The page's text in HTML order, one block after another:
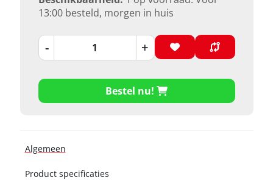
13:00 besteld, morgen in huis
- +
Bestel nu!
Algemeen
Product specificaties